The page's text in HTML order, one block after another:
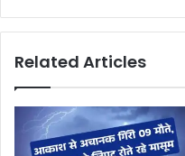
Related Articles